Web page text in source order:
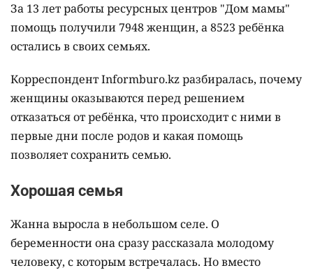
За 13 лет работы ресурсных центров "Дом мамы"
помощь получили 7948 женщин, а 8523 ребёнка
остались в своих семьях.
Корреспондент Informburo.kz разбиралась, почему
женщины оказываются перед решением
отказаться от ребёнка, что происходит с ними в
первые дни после родов и какая помощь
позволяет сохранить семью.
Хорошая семья
Жанна выросла в небольшом селе. О
беременности она сразу рассказала молодому
человеку, с которым встречалась. Но вместо